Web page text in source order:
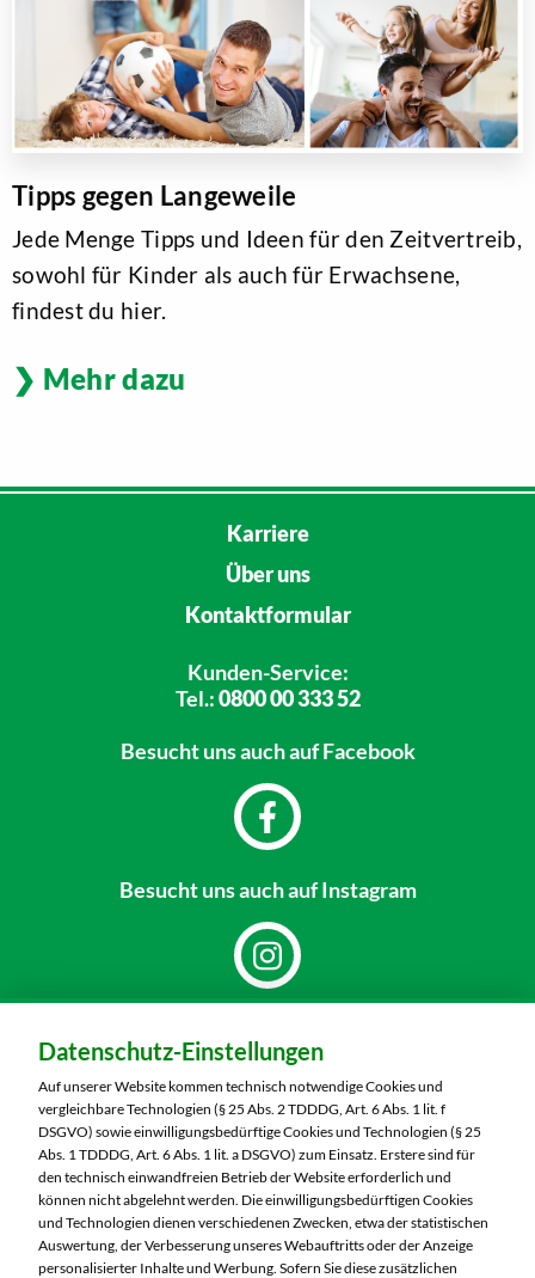
Tipps gegen Langeweile
Jede Menge Tipps und Ideen für den Zeitvertreib,
sowohl für Kinder als auch für Erwachsene,
findest du hier.
Mehr dazu
Karriere
Über uns
Kontaktformular
Kunden-Service:
Tel.:0800 00 333 52
Besucht unsauch auf Facebook
Besucht unsauch auf Instagram
MARKTKAUF Sonneberg-Hönbach
Neustadter Straße 199
96515 Sonneberg
Telefon:03675 8820
Markt ändern
Öffnungszeiten diese Woche:
Datenschutz-Einstellungen
Auf unserer Website kommen technisch notwendige Cookies und
vergleichbare Technologien (§ 25 Abs. 2 TDDDG, Art. 6 Abs. 1 lit. f
DSGVO) sowie einwilligungsbedürftige Cookies und Technologien (§ 25
Abs. 1 TDDDG, Art. 6 Abs. 1 lit. a DSGVO) zum Einsatz. Erstere sind für
den technisch einwandfreien Betrieb der Website erforderlich und
können nicht abgelehnt werden. Die einwilligungsbedürftigen Cookies
und Technologien dienen verschiedenen Zwecken, etwa der statistischen
Auswertung, der Verbesserung unseres Webauftritts oder der Anzeige
personalisierter Inhalte und Werbung. Sofern Sie diese zusätzlichen